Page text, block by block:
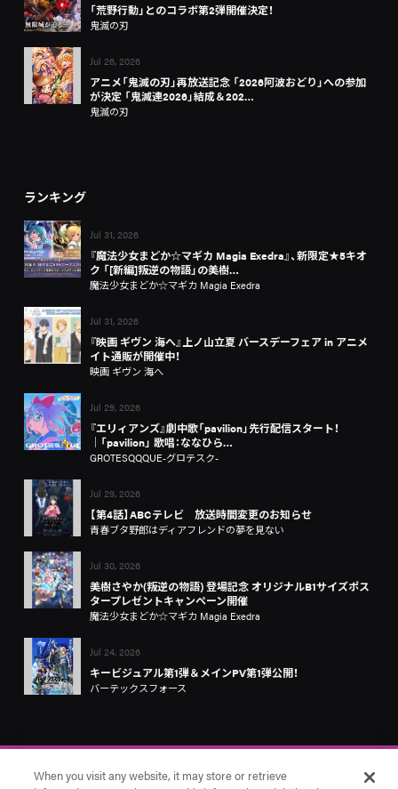
「荒野行動」とのコラボ第2弾開催決定！
鬼滅の刃
Jul 26, 2026
アニメ「鬼滅の刃」再放送記念 「2026阿波おどり」への参加
が決定 「鬼滅連2026」結成＆202…
鬼滅の刃
ランキング
Jul 31, 2026
『魔法少女まどか☆マギカ Magia Exedra』、新限定★5キオ
ク 「[新編]叛逆の物語」の美樹…
魔法少女まどか☆マギカ Magia Exedra
Jul 31, 2026
『映画 ギヴン 海へ』上ノ山立夏 バースデーフェア in アニメ
イト通販が開催中！
映画 ギヴン 海へ
Jul 29, 2026
『エリィアンズ』劇中歌「pavilion」先行配信スタート！
│「pavilion」 歌唱：ななひら…
GROTESQQQUE-グロテスク-
Jul 29, 2026
【第4話】ABCテレビ 放送時間変更のお知らせ
青春ブタ野郎はディアフレンドの夢を見ない
Jul 30, 2026
美樹さやか(叛逆の物語) 登場記念 オリジナルB1サイズポス
タープレゼントキャンペーン開催
魔法少女まどか☆マギカ Magia Exedra
Jul 24, 2026
キービジュアル第1弾＆メインPV第1弾公開！
バーテックスフォース
When you visit any website, it may store or retrieve